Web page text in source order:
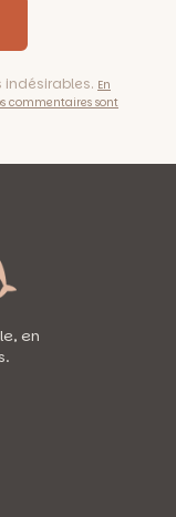
indésirables. En
commentaires sont
en